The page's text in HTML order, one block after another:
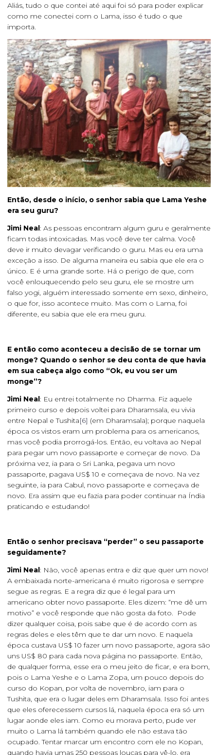
Aliás, tudo o que contei até aqui foi só para poder explicar
como me conectei com o Lama, isso é tudo o que
importa.
Então, desde o início, o senhor sabia que Lama Yeshe
era seu guru?
Jimi Neal: As pessoas encontram algum guru e geralmente
ficam todas intoxicadas. Mas você deve ter calma. Você
deve ir muito devagar verificando o guru. Mas eu era uma
exceção a isso. De alguma maneira eu sabia que ele era o
único. E é uma grande sorte. Há o perigo de que, com
você enlouquecendo pelo seu guru, ele se mostre um
falso yogi, alguém interessado somente em sexo, dinheiro,
o que for, isso acontece muito. Mas com o Lama, foi
diferente, eu sabia que ele era meu guru.
E então como aconteceu a decisão de se tornar um
monge? Quando o senhor se deu conta de que havia
em sua cabeça algo como “Ok, eu vou ser um
monge”?
Jimi Neal: Eu entrei totalmente no Dharma. Fiz aquele
primeiro curso e depois voltei para Dharamsala, eu vivia
entre Nepal e Tushita[6] (em Dharamsala); porque naquela
época os vistos eram um problema para os americanos,
mas você podia prorrogá-los. Então, eu voltava ao Nepal
para pegar um novo passaporte e começar de novo. Da
próxima vez, ia para o Sri Lanka, pegava um novo
passaporte, pagava US$ 10 e começava de novo. Na vez
seguinte, ia para Cabul, novo passaporte e começava de
novo. Era assim que eu fazia para poder continuar na Índia
praticando e estudando!
Então o senhor precisava “perder” o seu passaporte
seguidamente?
Jimi Neal: Não, você apenas entra e diz que quer um novo!
A embaixada norte-americana é muito rigorosa e sempre
segue as regras. E a regra diz que é legal para um
americano obter novo passaporte. Eles dizem: “me dê um
motivo” e você responde que não gosta da foto. Pode
dizer qualquer coisa, pois sabe que é de acordo com as
regras deles e eles têm que te dar um novo. E naquela
época custava US$ 10 fazer um novo passaporte, agora são
uns US$ 80 para cada nova página no passaporte. Então,
de qualquer forma, esse era o meu jeito de ficar, e era bom,
pois o Lama Yeshe e o Lama Zopa, um pouco depois do
curso do Kopan, por volta de novembro, iam para o
Tushita, que era o lugar deles em Dharamsala. Isso foi antes
que eles oferecessem cursos lá, naquela época era só um
lugar aonde eles iam. Como eu morava perto, pude ver
muito o Lama lá também quando ele não estava tão
ocupado. Tentar marcar um encontro com ele no Kopan,
quando havia umas 250 pessoas loucas para vê-lo, era